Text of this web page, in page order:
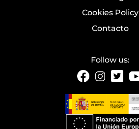
Cookies Policy
Contacto
Follow us: